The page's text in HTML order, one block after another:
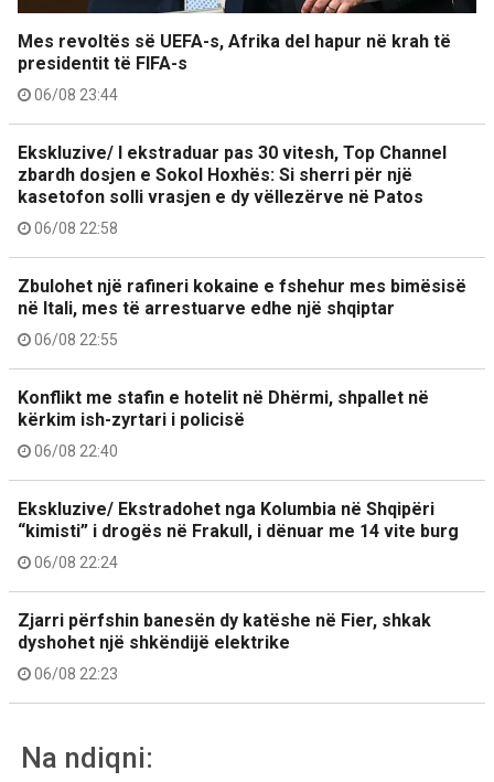
Mes revoltës së UEFA-s, Afrika del hapur në krah të
presidentit të FIFA-s
06/08 23:44
Ekskluzive/ I ekstraduar pas 30 vitesh, Top Channel
zbardh dosjen e Sokol Hoxhës: Si sherri për një
kasetofon solli vrasjen e dy vëllezërve në Patos
06/08 22:58
Zbulohet një rafineri kokaine e fshehur mes bimësisë
në Itali, mes të arrestuarve edhe një shqiptar
06/08 22:55
Konflikt me stafin e hotelit në Dhërmi, shpallet në
kërkim ish-zyrtari i policisë
06/08 22:40
Ekskluzive/ Ekstradohet nga Kolumbia në Shqipëri
“kimisti” i drogës në Frakull, i dënuar me 14 vite burg
06/08 22:24
Zjarri përfshin banesën dy katëshe në Fier, shkak
dyshohet një shkëndijë elektrike
06/08 22:23
Na ndiqni: